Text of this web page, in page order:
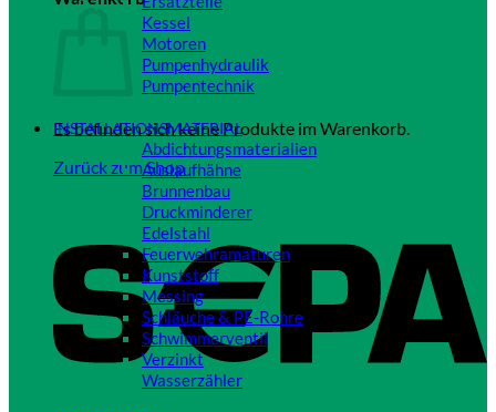
Es befinden sich keine Produkte im Warenkorb.
Zurück zum Shop
Kessel
Motoren
Pumpenhydraulik
Pumpentechnik
INSTALLATIONSMATERIAL
Abdichtungsmaterialien
Auslaufhähne
Brunnenbau
Druckminderer
Edelstahl
Feuerwehramaturen
Kunststoff
Messing
Schläuche & PE-Rohre
Schwimmerventil
Verzinkt
Wasserzähler